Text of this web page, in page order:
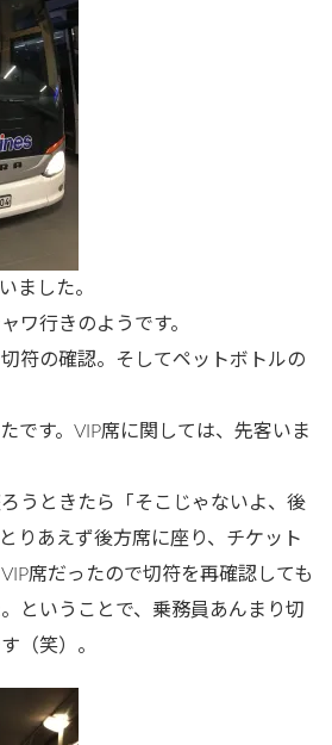
ました。
ワ行きのようです。
符の確認。そしてペットボトルの
です。VIP席に関しては、先客いま
うときたら「そこじゃないよ、後
りあえず後方席に座り、チケット
席だったので切符を再確認しても
ということで、乗務員あんまり切
（笑）。